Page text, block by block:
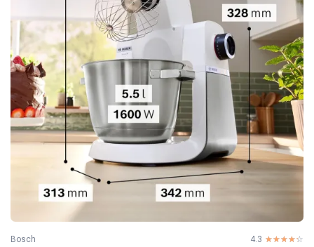
Bosch 4.3 ☆☆☆☆☆
★★★★★